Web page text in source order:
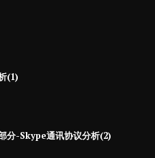
(1)
分-Skype通讯协议分析(2)